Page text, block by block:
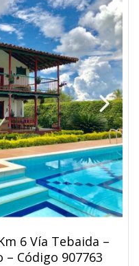
6 Vía Tebaida –
Código 907763